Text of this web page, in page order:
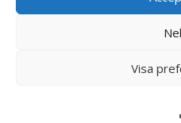
Visa
denna webbläsare till nästa